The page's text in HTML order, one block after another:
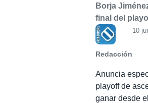
Borja
final del
Redacción
10
Anuncia
playoff de
ganar desde